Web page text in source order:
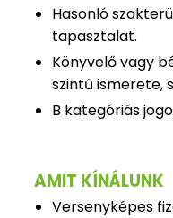
Hasonló
tapasztalat.
Könyvelő vagy
szintű ismerete,
B kategóriás
AMIT KÍNÁLUNK
Versenyképes